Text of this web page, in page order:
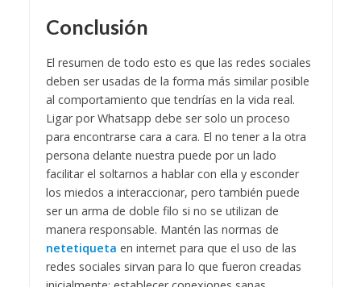
Conclusión
El resumen de todo esto es que las redes sociales
deben ser usadas de la forma más similar posible
al comportamiento que tendrías en la vida real.
Ligar por Whatsapp debe ser solo un proceso
para encontrarse cara a cara. El no tener a la otra
persona delante nuestra puede por un lado
facilitar el soltarnos a hablar con ella y esconder
los miedos a interaccionar, pero también puede
ser un arma de doble filo si no se utilizan de
manera responsable. Mantén las normas de
netetiqueta en internet para que el uso de las
redes sociales sirvan para lo que fueron creadas